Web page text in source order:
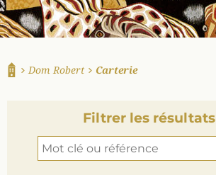
Dom Robert Carterie
Filtrer les résultats